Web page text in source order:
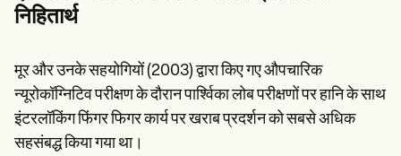
निहितार्थ
मूर और उनके सहयोगियों (2003) द्वारा किए गए औपचारिक
न्यूरोकॉग्निटिव परीक्षण के दौरान पार्श्विका लोब परीक्षणों पर हानि के साथ
इंटरलॉकिंग फिंगर फिगर कार्य पर खराब प्रदर्शन को सबसे अधिक
सहसंबद्ध किया गया था।